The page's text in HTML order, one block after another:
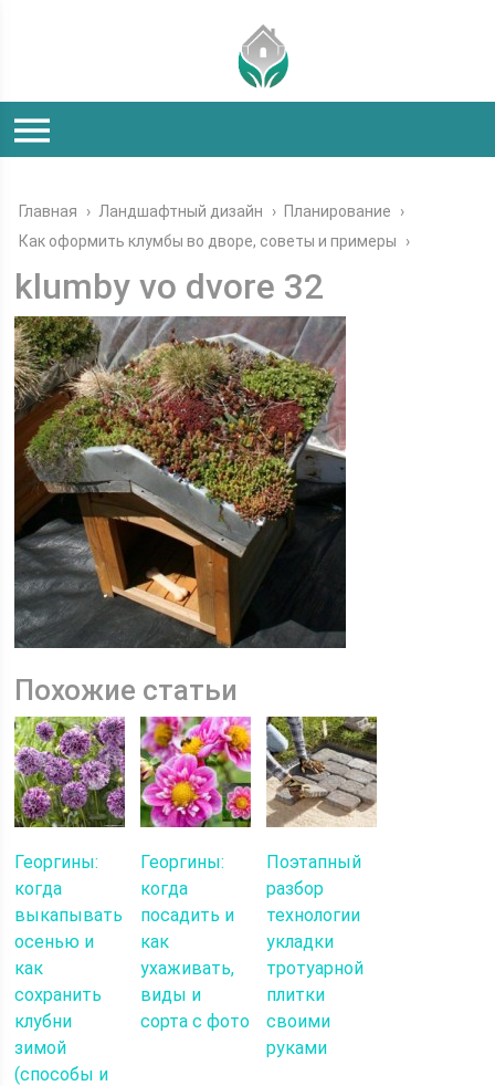
Главная › Ландшафтный дизайн › Планирование
›
Как оформить клумбы во дворе, советы и примеры
›
klumby vo dvore 32
Похожие статьи
Георгины:
когда
выкапывать
осенью и
как
сохранить
клубни
зимой
(способы и
Георгины:
когда
посадить и
как
ухаживать,
виды и
сорта с фото
Поэтапный
разбор
технологии
укладки
тротуарной
плитки
своими
руками